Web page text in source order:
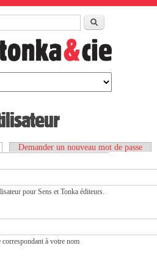
Rechercher
actif)
Demander un nouveau mot de passe
pour Sens et Tonka éditeurs.
correspondant à votre nom